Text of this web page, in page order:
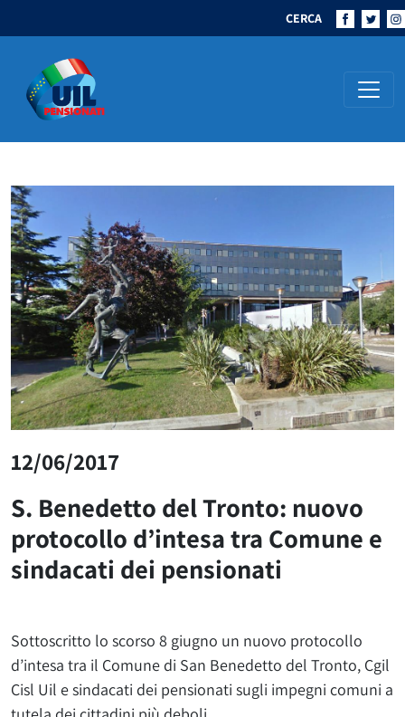
CERCA
Navigazione principale
12/06/2017
S. Benedetto del Tronto: nuovo
protocollo d’intesa tra Comune e
sindacati dei pensionati
Sottoscritto lo scorso 8 giugno un nuovo protocollo
d’intesa tra il Comune di San Benedetto del Tronto, Cgil
Cisl Uil e sindacati dei pensionati sugli impegni comuni a